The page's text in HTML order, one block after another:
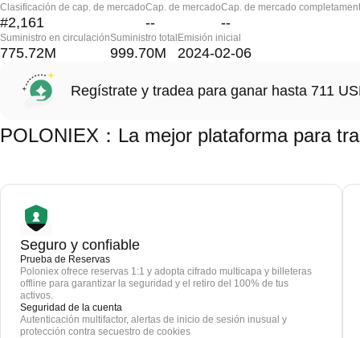
Clasificación de cap. de mercado
#2,161
Cap. de mercado
--
Cap. de mercado
--
Suministro en circulación
775.72M
Suministro total
999.70M
Emisión inicial
2024-02-06
Regístrate y tradea para ganar hasta 711
POLONIEX：La mejor plataforma para
Seguro y confiable
Prueba de Reservas
Poloniex ofrece reservas 1:1 y adopta cifrado multicapa y billeteras
offline para garantizar la seguridad y el retiro del 100% de tus
activos.
Seguridad de la cuenta
Autenticación multifactor, alertas de inicio de sesión inusual y
protección contra secuestro de cookies